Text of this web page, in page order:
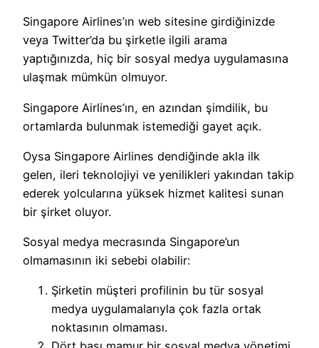
Singapore Airlines’ın web sitesine girdiğinizde
veya Twitter’da bu şirketle ilgili arama
yaptığınızda, hiç bir sosyal medya uygulamasına
ulaşmak mümkün olmuyor.
Singapore Airlines’ın, en azından şimdilik, bu
ortamlarda bulunmak istemediği gayet açık.
Oysa Singapore Airlines dendiğinde akla ilk
gelen, ileri teknolojiyi ve yenilikleri yakından takip
ederek yolcularına yüksek hizmet kalitesi sunan
bir şirket oluyor.
Sosyal medya mecrasında Singapore’un
olmamasının iki sebebi olabilir:
Şirketin müşteri profilinin bu tür sosyal
medya uygulamalarıyla çok fazla ortak
noktasının olmaması.